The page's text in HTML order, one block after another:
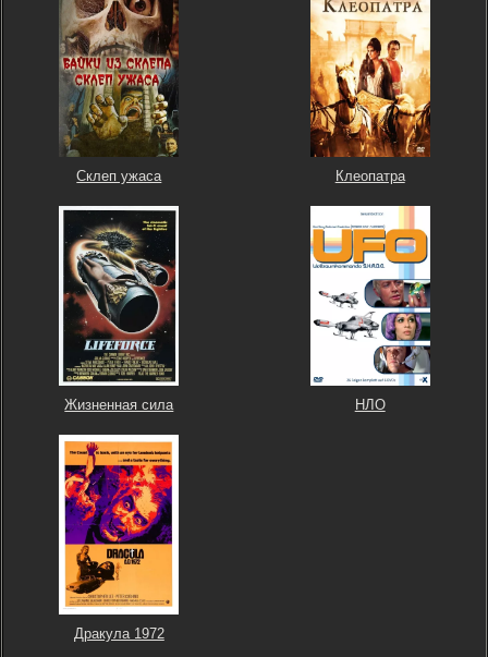
Склеп ужаса Клеопатра
Жизненная сила НЛО
Дракула 1972